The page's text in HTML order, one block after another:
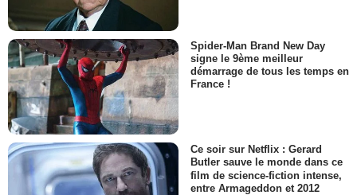
Spider-Man Brand New Day
signe le 9ème meilleur
démarrage de tous les temps en
France !
Ce soir sur Netflix : Gerard
Butler sauve le monde dans ce
film de science-fiction intense,
entre Armageddon et 2012